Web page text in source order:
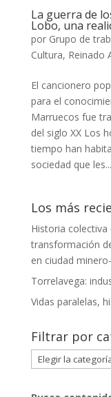
La guerra de
Lobo, una
por Grupo de
Cultura, Reinado
El cancionero
para el
Marruecos fue
del siglo XX Los
tiempo han
sociedad que les...
Los más
Historia colectiva
transformación
en ciudad
Torrelavega:
Vidas paralelas,
Filtrar por
Filtrar
por